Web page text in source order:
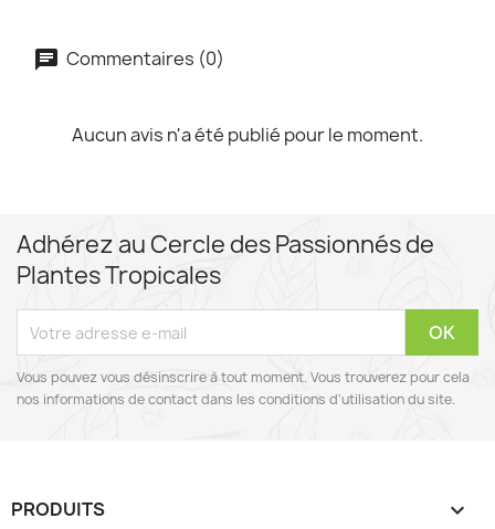
Commentaires (0)
Aucun avis n'a été publié pour le moment.
Adhérez au Cercle des Passionnés de
Plantes Tropicales
Vous pouvez vous désinscrire à tout moment. Vous trouverez pour cela
nos informations de contact dans les conditions d'utilisation du site.
PRODUITS 